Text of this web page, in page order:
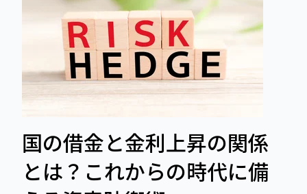
国の借金と金利上昇の関係
とは？これからの時代に備